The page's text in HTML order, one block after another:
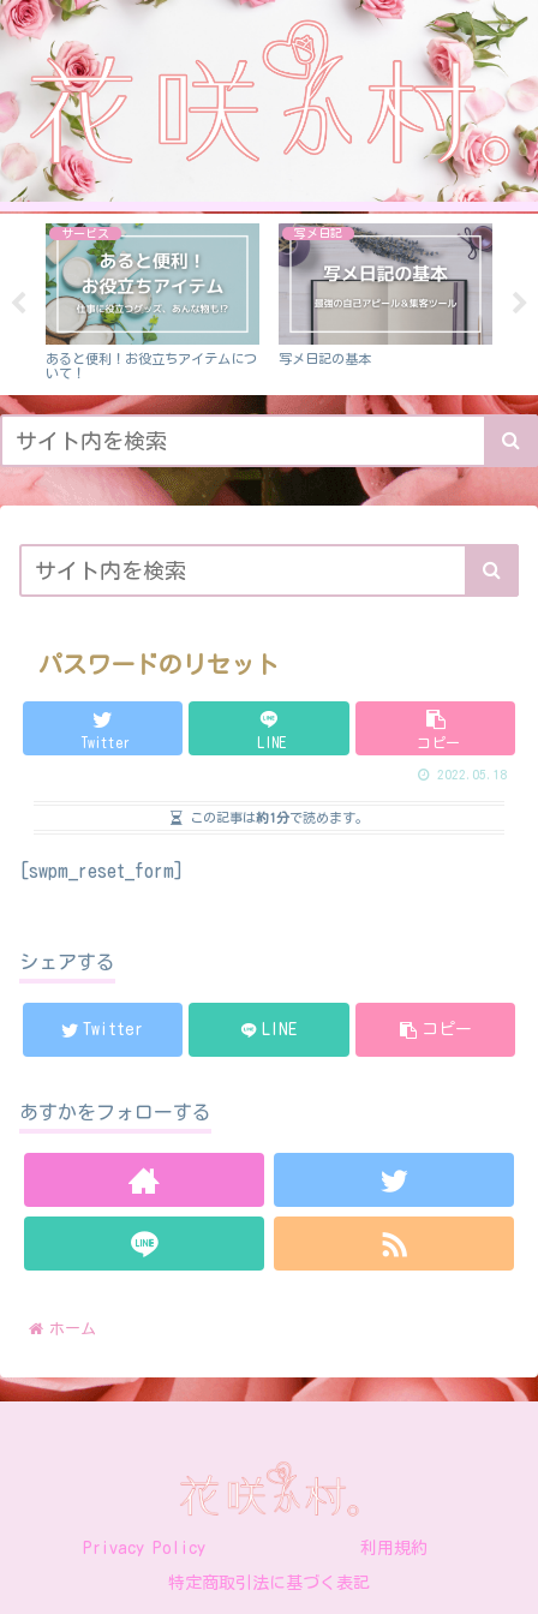
サービス
あると便利！お役立ちアイテムにつ
いて！
写メ日記
写メ日記の基本
パスワードのリセット
Twitter LINE コピー
2022.05.18
この記事は約1分で読めます。
[swpm_reset_form]
シェアする
Twitter LINE コピー
あすかをフォローする
ホーム
Privacy Policy 利用規約
特定商取引法に基づく表記